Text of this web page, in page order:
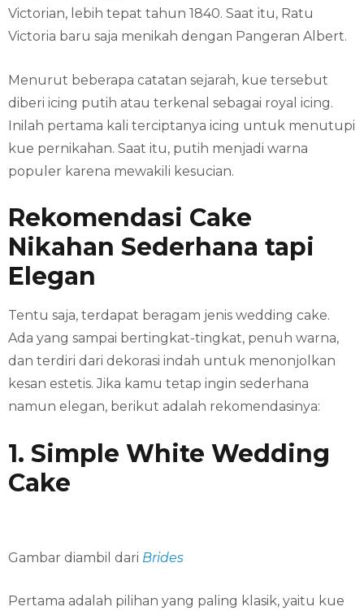
Victorian, lebih tepat tahun 1840. Saat itu, Ratu
Victoria baru saja menikah dengan Pangeran Albert.
Menurut beberapa catatan sejarah, kue tersebut
diberi icing putih atau terkenal sebagai royal icing.
Inilah pertama kali terciptanya icing untuk menutupi
kue pernikahan. Saat itu, putih menjadi warna
populer karena mewakili kesucian.
Rekomendasi Cake
Nikahan Sederhana tapi
Elegan
Tentu saja, terdapat beragam jenis wedding cake.
Ada yang sampai bertingkat-tingkat, penuh warna,
dan terdiri dari dekorasi indah untuk menonjolkan
kesan estetis. Jika kamu tetap ingin sederhana
namun elegan, berikut adalah rekomendasinya:
1. Simple White Wedding
Cake
Gambar diambil dari Brides
Pertama adalah pilihan yang paling klasik, yaitu kue